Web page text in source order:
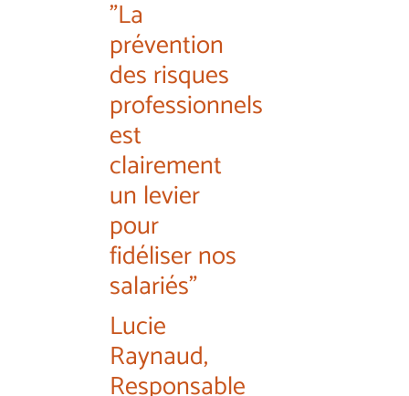
"La
prévention
des risques
professionnels
est
clairement
un levier
pour
fidéliser nos
salariés"
Lucie
Raynaud,
Responsable